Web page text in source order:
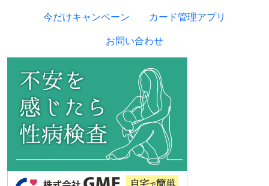
今だけキャンペーン
カード管理アプリ
お問い合わせ